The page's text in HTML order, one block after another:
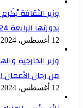
وزير الثقافة
بدورتها الرابعة 2024
12 أغسطس، 2024
وزير الخارجية
من رجال الأعمال
12 أغسطس، 2024